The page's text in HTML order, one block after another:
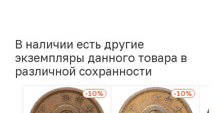
В наличии есть другие
экземпляры данного товара в
различной сохранности
-10% -10%